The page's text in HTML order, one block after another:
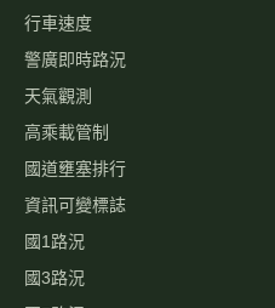
行車速度
警廣即時路況
天氣觀測
高乘載管制
國道壅塞排行
資訊可變標誌
國1路況
國3路況